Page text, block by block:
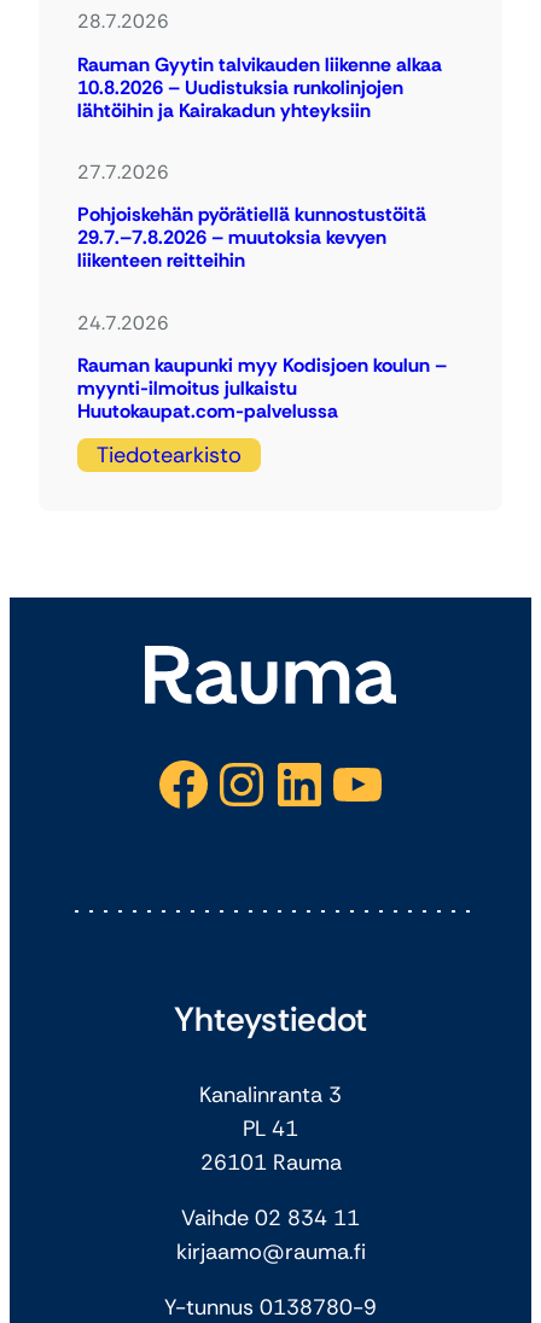
28.7.2026
Rauman Gyytin talvikauden liikenne alkaa
10.8.2026 – Uudistuksia runkolinjojen
lähtöihin ja Kairakadun yhteyksiin
27.7.2026
Pohjoiskehän pyörätiellä kunnostustöitä
29.7.–7.8.2026 – muutoksia kevyen
liikenteen reitteihin
24.7.2026
Rauman kaupunki myy Kodisjoen koulun –
myynti-ilmoitus julkaistu
Huutokaupat.com-palvelussa
Tiedotearkisto
Facebook Instagram LinkedIn YouTube
Yhteystiedot
Kanalinranta 3
PL 41
26101 Rauma
Vaihde 02 834 11
kirjaamo@rauma.fi
Y-tunnus 0138780-9